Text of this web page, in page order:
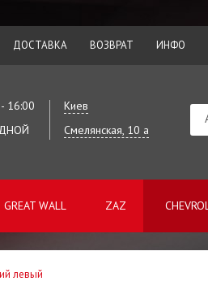
ДОСТАВКА ВОЗВРАТ ИНФО
16:00
Киев
Смелянская, 10 а
GREAT WALL ZAZ
левый